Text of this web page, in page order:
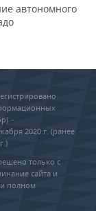
автономного
–
2020 г. (ранее
только с
сайта и
полном